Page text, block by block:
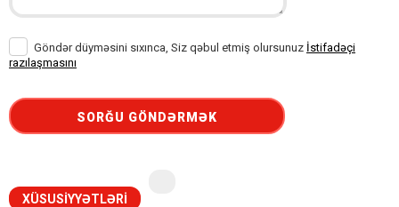
Göndər düyməsini sıxınca, Siz qəbul etmiş olursunuz İstifadəçi
razılaşmasını
SORĞU GÖNDƏRMƏK
XÜSUSIYYƏTLƏRI